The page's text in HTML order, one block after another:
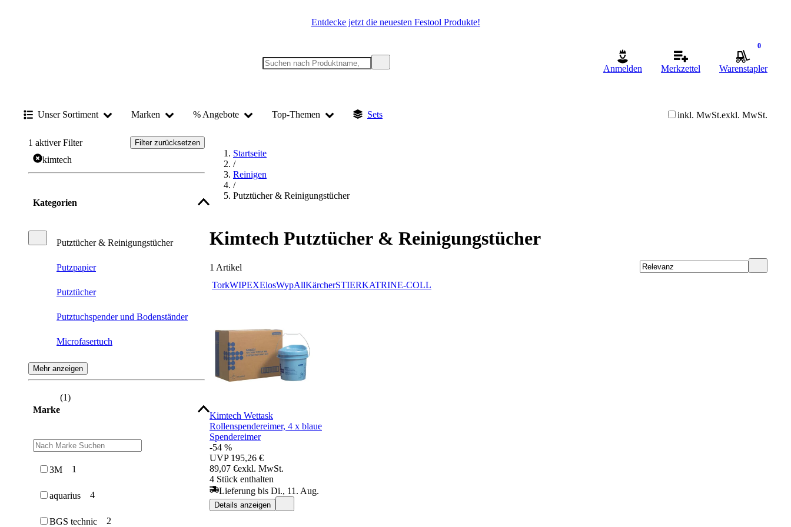
Entdecke jetzt die neuesten Festool Produkte!
Anmelden Merkzettel
0
Warenstapler
Unser Sortiment Marken % Angebote Top-Themen Sets inkl. MwSt.exkl. MwSt.
1 aktiver Filter Filter zurücksetzen
kimtech
Kategorien
Putztücher & Reinigungstücher
Putzpapier
Putztücher
Putztuchspender und Bodenständer
Microfasertuch
Reinigungsvlies
Mehr anzeigen
Marke
(1)
3M 1
aquarius 4
BGS technic 2
Startseite
/
Reinigen
/
Putztücher & Reinigungstücher
Kimtech Putztücher & Reinigungstücher
1 Artikel
TorkWIPEXElosWypAllKärcherSTIERKATRINE-COLL
Kimtech Wettask
Rollenspendereimer, 4 x blaue
Spendereimer
-54 %
UVP 195,26 €
89,07 €exkl. MwSt.
4 Stück enthalten
Lieferung bis Di., 11. Aug.
Details anzeigen